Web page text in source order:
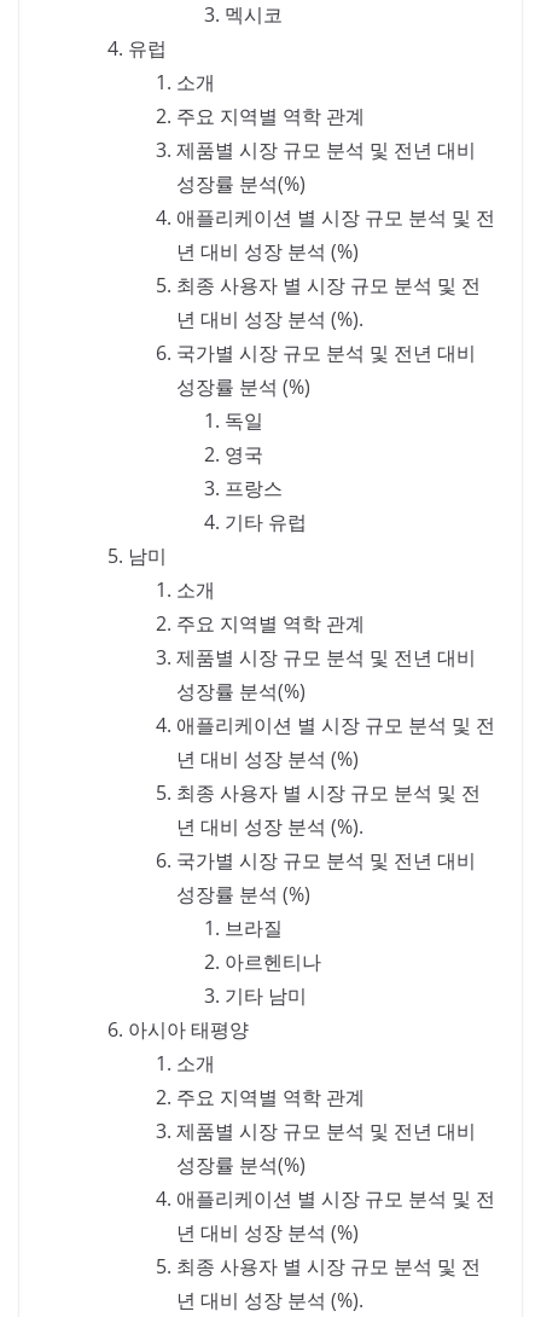
멕시코
유럽
소개
주요 지역별 역학 관계
제품별 시장 규모 분석 및 전년 대비
성장률 분석(%)
애플리케이션 별 시장 규모 분석 및 전
년 대비 성장 분석 (%)
최종 사용자 별 시장 규모 분석 및 전
년 대비 성장 분석 (%).
국가별 시장 규모 분석 및 전년 대비
성장률 분석 (%)
독일
영국
프랑스
기타 유럽
남미
소개
주요 지역별 역학 관계
제품별 시장 규모 분석 및 전년 대비
성장률 분석(%)
애플리케이션 별 시장 규모 분석 및 전
년 대비 성장 분석 (%)
최종 사용자 별 시장 규모 분석 및 전
년 대비 성장 분석 (%).
국가별 시장 규모 분석 및 전년 대비
성장률 분석 (%)
브라질
아르헨티나
기타 남미
아시아 태평양
소개
주요 지역별 역학 관계
제품별 시장 규모 분석 및 전년 대비
성장률 분석(%)
애플리케이션 별 시장 규모 분석 및 전
년 대비 성장 분석 (%)
최종 사용자 별 시장 규모 분석 및 전
년 대비 성장 분석 (%).